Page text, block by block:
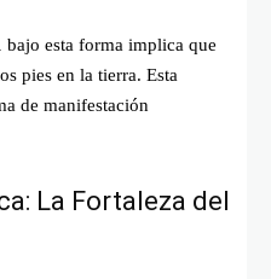
bajo esta forma implica que
pies en la tierra. Esta
de manifestación
La Fortaleza del